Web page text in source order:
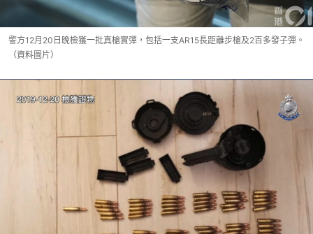
警方12月20日晚檢獲一批真槍實彈，包括一支AR15長距離步槍及2百多發子彈。
（資料圖片）